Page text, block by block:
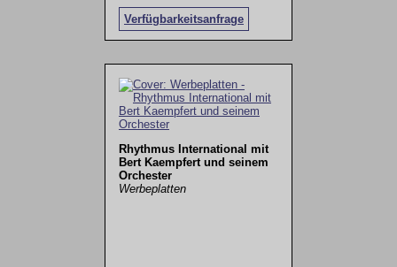
Verfügbarkeitsanfrage
Rhythmus International mit
Bert Kaempfert und seinem
Orchester
Werbeplatten